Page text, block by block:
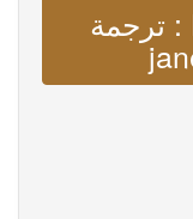
ترجمة : Lyrics https videeyl